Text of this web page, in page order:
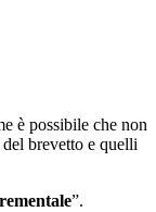
è possibile che non
brevetto e quelli
”.